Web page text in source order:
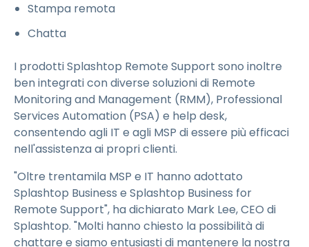
Stampa remota
Chatta
I prodotti Splashtop Remote Support sono inoltre
ben integrati con diverse soluzioni di Remote
Monitoring and Management (RMM), Professional
Services Automation (PSA) e help desk,
consentendo agli IT e agli MSP di essere più efficaci
nell'assistenza ai propri clienti.
"Oltre trentamila MSP e IT hanno adottato
Splashtop Business e Splashtop Business for
Remote Support", ha dichiarato Mark Lee, CEO di
Splashtop. "Molti hanno chiesto la possibilità di
chattare e siamo entusiasti di mantenere la nostra